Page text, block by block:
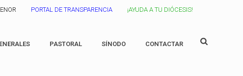
¡AYUDA A TU DIÓCESIS!
PORTAL DE TRANSPARENCIA
PASTORAL SÍNODO CONTACTAR